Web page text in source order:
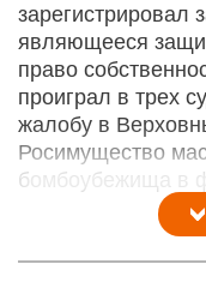
зарегистрировал
являющееся
право
проиграл в трех
жалобу в
Росимущество
бомбоубежища в